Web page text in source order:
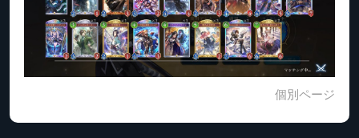
個別ページ